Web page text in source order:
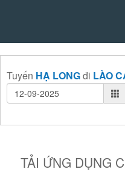
Tuyến HẠ LONGđi LÀO
TẢI ỨNG DỤNG